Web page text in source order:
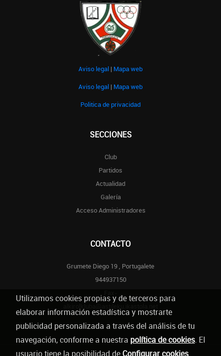
Aviso legal | Mapa web
Aviso legal | Mapa web
Politica de privacidad
SECCIONES
Club
Partidos
Actualidad
Galería
Acceso Administradores
CONTACTO
Grumete Diego 19 , Portugalete
944937150
Utilizamos cookies propias y de terceros para
elaborar información estadística y mostrarte
publicidad personalizada a través del análisis de tu
navegación, conforme a nuestra política de cookies. El
usuario tiene la posibilidad de Configurar cookies.